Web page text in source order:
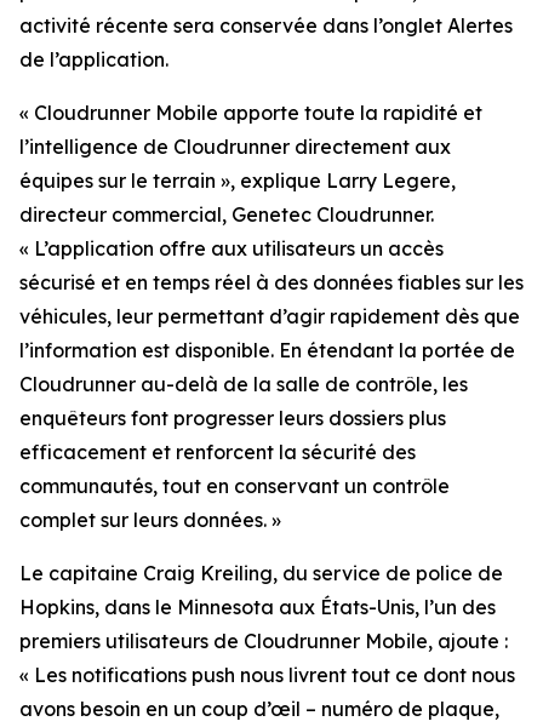
activité récente sera conservée dans l’onglet Alertes
de l’application.
« Cloudrunner Mobile apporte toute la rapidité et
l’intelligence de Cloudrunner directement aux
équipes sur le terrain », explique Larry Legere,
directeur commercial, Genetec Cloudrunner.
« L’application offre aux utilisateurs un accès
sécurisé et en temps réel à des données fiables sur les
véhicules, leur permettant d’agir rapidement dès que
l’information est disponible. En étendant la portée de
Cloudrunner au-delà de la salle de contrôle, les
enquêteurs font progresser leurs dossiers plus
efficacement et renforcent la sécurité des
communautés, tout en conservant un contrôle
complet sur leurs données. »
Le capitaine Craig Kreiling, du service de police de
Hopkins, dans le Minnesota aux États-Unis, l’un des
premiers utilisateurs de Cloudrunner Mobile, ajoute :
« Les notifications push nous livrent tout ce dont nous
avons besoin en un coup d’œil – numéro de plaque,